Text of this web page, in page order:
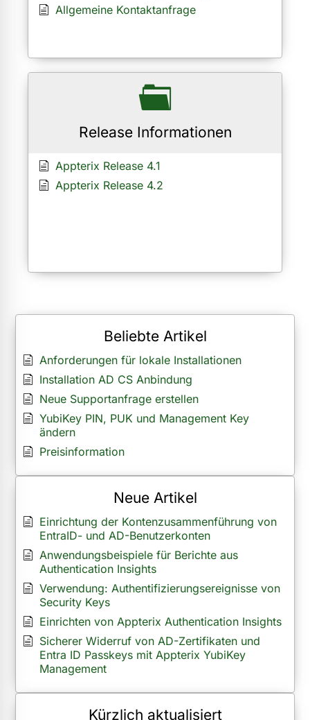
Allgemeine Kontaktanfrage
Release Informationen
Appterix Release 4.1
Appterix Release 4.2
Beliebte Artikel
Anforderungen für lokale Installationen
Installation AD CS Anbindung
Neue Supportanfrage erstellen
YubiKey PIN, PUK und Management Key
ändern
Preisinformation
Neue Artikel
Einrichtung der Kontenzusammenführung von
EntraID- und AD-Benutzerkonten
Anwendungsbeispiele für Berichte aus
Authentication Insights
Verwendung: Authentifizierungsereignisse von
Security Keys
Einrichten von Appterix Authentication Insights
Sicherer Widerruf von AD-Zertifikaten und
Entra ID Passkeys mit Appterix YubiKey
Management
Kürzlich aktualisiert